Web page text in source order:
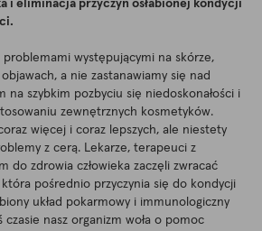
i eliminacja przyczyn osłabionej kondycji
problemami występującymi na skórze,
a nie zastanawiamy się nad
na szybkim pozbyciu się niedoskonałości i
zewnętrznych kosmetyków.
więcej i coraz lepszych, ale niestety
z cerą. Lekarze, terapeuci z
do zdrowia człowieka zaczęli zwracać
pośrednio przyczynia się do kondycji
układ pokarmowy i immunologiczny
czasie nasz organizm woła o pomoc